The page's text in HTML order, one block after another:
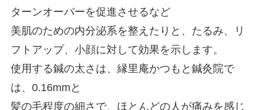
ターンオーバーを促進させるなど
美肌のための内分泌系を整えたりと、たるみ、リ
フトアップ、小顔に対して効果を示します。
使用する鍼の太さは、縁里庵かつもと鍼灸院で
は、0.16mmと
髪の毛程度の細さで、ほとんどの人が痛みを感じ